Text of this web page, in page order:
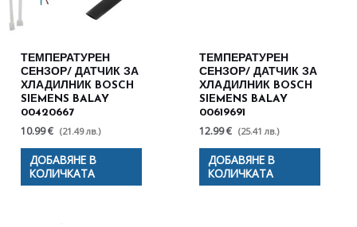
ТЕМПЕРАТУРЕН
СЕНЗОР/ ДАТЧИК ЗА
ХЛАДИЛНИК BOSCH
SIEMENS BALAY
00420667
10.99 € (21.49 лв.)
ДОБАВЯНЕ В
КОЛИЧКАТА
ТЕМПЕРАТУРЕН
СЕНЗОР/ ДАТЧИК ЗА
ХЛАДИЛНИК BOSCH
SIEMENS BALAY
00619691
12.99 € (25.41 лв.)
ДОБАВЯНЕ В
КОЛИЧКАТА